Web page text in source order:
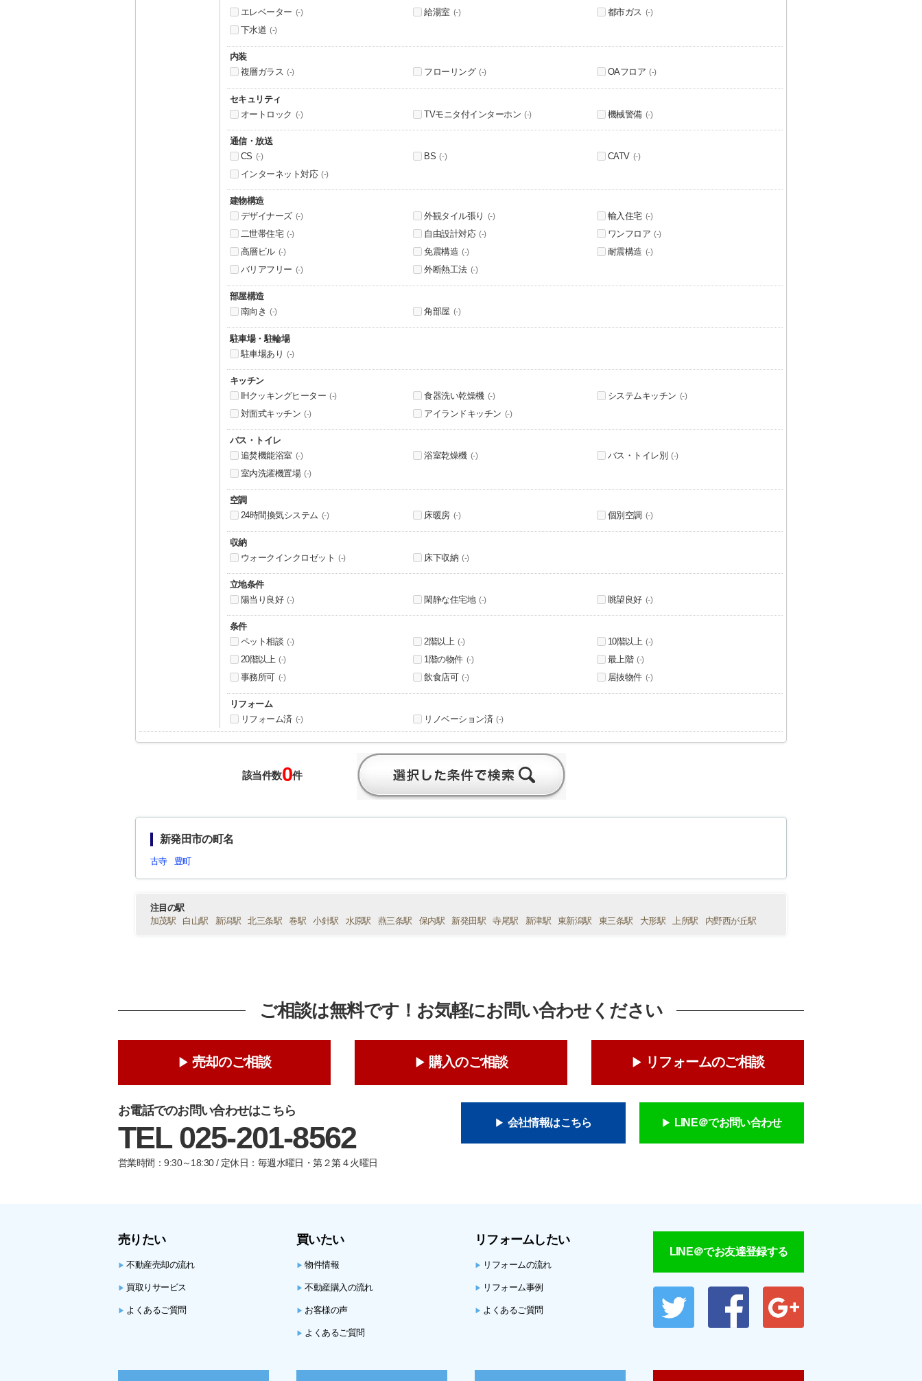
エレベーター (-) 給湯室 (-) 都市ガス (-)
下水道 (-)
内装
複層ガラス (-) フローリング (-) OAフロア (-)
セキュリティ
オートロック (-) TVモニタ付インターホン (-) 機械警備 (-)
通信・放送
CS (-) BS (-) CATV (-)
インターネット対応 (-)
建物構造
デザイナーズ (-) 外観タイル張り (-) 輸入住宅 (-)
二世帯住宅 (-) 自由設計対応 (-) ワンフロア (-)
高層ビル (-) 免震構造 (-) 耐震構造 (-)
バリアフリー (-) 外断熱工法 (-)
部屋構造
南向き
(-) 角部屋 (-)
駐車場・駐輪場
駐車場あり
(-)
キッチン
IHクッキングヒーター (-) 食器洗い乾燥機 (-) システムキッチン (-)
対面式キッチン (-) アイランドキッチン (-)
バス・トイレ
追焚機能浴室 (-) 浴室乾燥機 (-) バス・トイレ別 (-)
室内洗濯機置場 (-)
空調
24時間換気システム (-) 床暖房 (-) 個別空調 (-)
収納
ウォークインクロゼット (-) 床下収納 (-)
立地条件
陽当り良好 (-) 閑静な住宅地 (-) 眺望良好 (-)
条件
ペット相談 (-) 2階以上 (-) 10階以上 (-)
20階以上 (-) 1階の物件 (-) 最上階 (-)
事務所可 (-) 飲食店可 (-) 居抜物件 (-)
リフォーム
リフォーム済 (-) リノベーション済 (-)
該当件数0件
新発田市の町名
古寺 豊町
注目の駅
加茂駅
白山駅 新潟駅 北三条駅 巻駅 小針駅 水原駅 燕三条駅 保内駅 新発田駅 寺尾駅 新津駅 東新潟駅 東三条駅 大形駅 上所駅 内野西が丘駅
ご相談は無料です！お気軽にお問い合わせください
売却のご相談 購入のご相談 リフォームのご相談
お電話でのお問い合わせはこちら
TEL 025-201-8562
営業時間：9:30～18:30 / 定休日：毎週水曜日・第２第４火曜日
会社情報はこちら LINE＠でお問い合わせ
売りたい
▶不動産売却の流れ
▶ 買取りサービス
▶ よくあるご質問
買いたい
▶物件情報
▶不動産購入の流れ
▶ お客様の声
▶ よくあるご質問
リフォームしたい
▶ リフォームの流れ
▶ リフォーム事例
▶ よくあるご質問
LINE＠でお友達登録する